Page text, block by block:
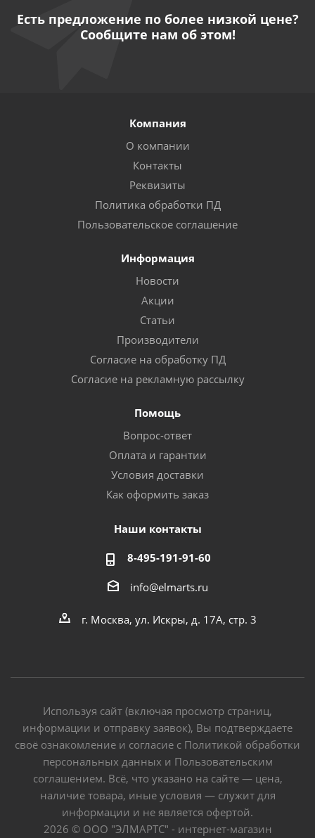
Есть предложение по более низкой цене?
Сообщите нам об этом!
Компания
О компании
Контакты
Реквизиты
Политика обработки ПД
Пользовательское соглашение
Информация
Новости
Акции
Статьи
Производители
Согласие на обработку ПД
Согласие на рекламную рассылку
Помощь
Вопрос-ответ
Оплата и гарантии
Условия доставки
Как оформить заказ
Наши контакты
8-495-191-91-60
info@elmarts.ru
г. Москва, ул. Искры, д. 17А, стр. 3
Используя сайт (включая просмотр страниц,
информации и отправку заявок), Вы подтверждаете
своё ознакомление и согласие с Политикой обработки
персональных данных и Пользовательским
соглашением. Всё, что указано на сайте — цена,
наличие товара, иные условия — служит для
информации и не является офертой.
2026 © ООО "ЭЛМАРТС" - интернет-магазин